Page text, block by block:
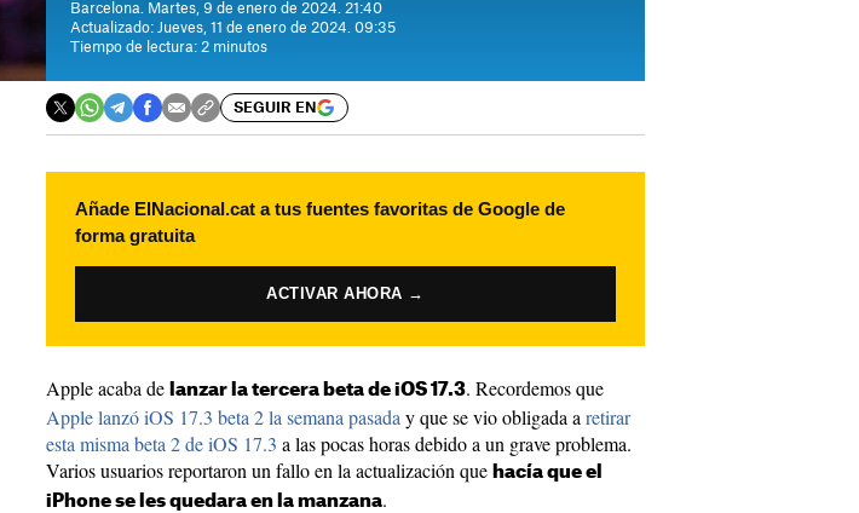
Barcelona. Martes, 9 de enero de 2024. 21:40
Actualizado: Jueves, 11 de enero de 2024. 09:35
Tiempo de lectura: 2 minutos
SEGUIR EN
Añade ElNacional.cat a tus fuentes favoritas de Google de
forma gratuita
ACTIVAR AHORA →
Apple acaba de lanzar la tercera beta de iOS 17.3. Recordemos que
Apple lanzó iOS 17.3 beta 2 la semana pasada y que se vio obligada a retirar
esta misma beta 2 de iOS 17.3 a las pocas horas debido a un grave problema.
Varios usuarios reportaron un fallo en la actualización que hacía que el
iPhone se les quedara en la manzana.